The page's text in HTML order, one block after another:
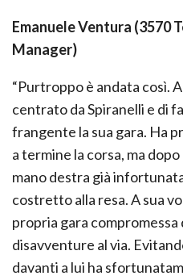
Emanuele Ventura (3570
Manager)
“Purtroppo è andata così.
centrato da Spiranelli e di
frangente la sua gara. Ha
a termine la corsa, ma
mano destra già
costretto alla resa. A sua
propria gara compromessa
disavventure al via.
davanti a lui ha